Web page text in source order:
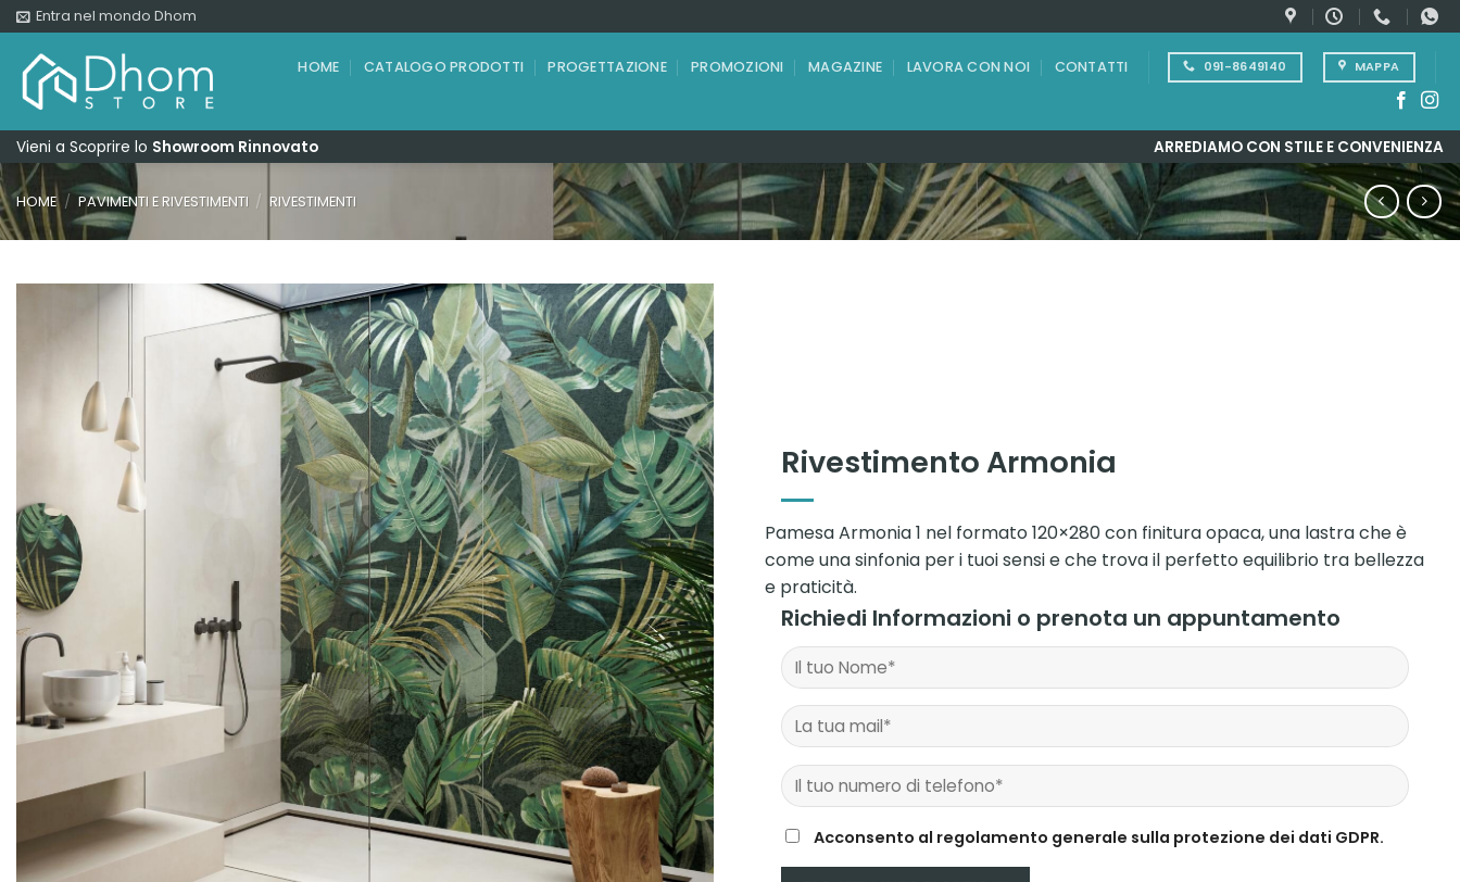
Salta
ai
contenuti
Entra nel mondo Dhom
HOME CATALOGO PRODOTTI PROGETTAZIONE PROMOZIONI MAGAZINE LAVORA CON NOI CONTATTI 091-8649140 MAPPA
Vieni a Scoprire lo Showroom Rinnovato ARREDIAMO CON STILE E CONVENIENZA
HOME / PAVIMENTI E RIVESTIMENTI / RIVESTIMENTI
Rivestimento Armonia
Pamesa Armonia 1 nel formato 120×280 con finitura opaca, una lastra che è
come una sinfonia per i tuoi sensi e che trova il perfetto equilibrio tra bellezza
e praticità.
Richiedi Informazioni o prenota un appuntamento
Acconsento al regolamento generale sulla protezione dei dati GDPR.